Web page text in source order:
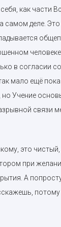
как части
самом деле.
в согласии
мало ещё
Учение
связи
это чистый,
при
А
потому